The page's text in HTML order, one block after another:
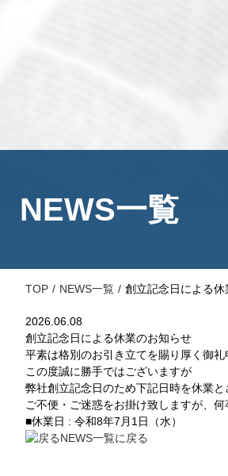
NEWS一覧
TOP NEWS一覧 創立記念日による
2026.06.08
創立記念日による休業のお知らせ
平素は格別のお引き立てを賜り厚く御礼
この度誠に勝手ではございますが
弊社創立記念日のため下記日時を休業と
ご不便・ご迷惑をお掛け致しますが、
■休業日 : 令和8年7月1日（水）
NEWS一覧に戻る